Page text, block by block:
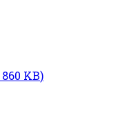
860 KB)